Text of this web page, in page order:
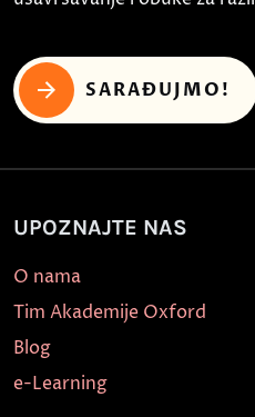
SARAĐUJMO!
UPOZNAJTE NAS
O nama
Tim Akademije Oxford
Blog
e-Learning